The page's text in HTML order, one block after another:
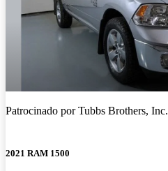
Patrocinado porTubbs Brothers, Inc.
2021 RAM 1500